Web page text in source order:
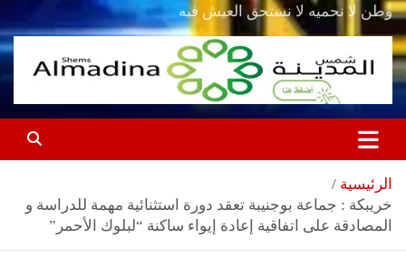
وطن لا نحميه لا نستحق العيش فيه
الرئيسية
خريبكة : جماعة بوجنيبة تعقد دورة استثنائية مهمة للدراسة و
المصادقة على اتفاقية إعادة إيواء ساكنة “لبلوك الأحمر”